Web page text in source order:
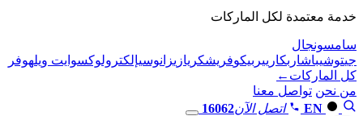
خدمة معتمدة لكل الماركات
سامسونجال
جيتوشيباشاربكاريير بيكوفريشكريازيزانوسيإلكترولوكسوايت ويلهوفر
كل الماركات ←
من نحن تواصل معنا
EN
اتصل الآن16062